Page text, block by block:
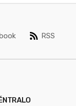
RSS